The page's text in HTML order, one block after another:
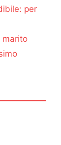
per
marito